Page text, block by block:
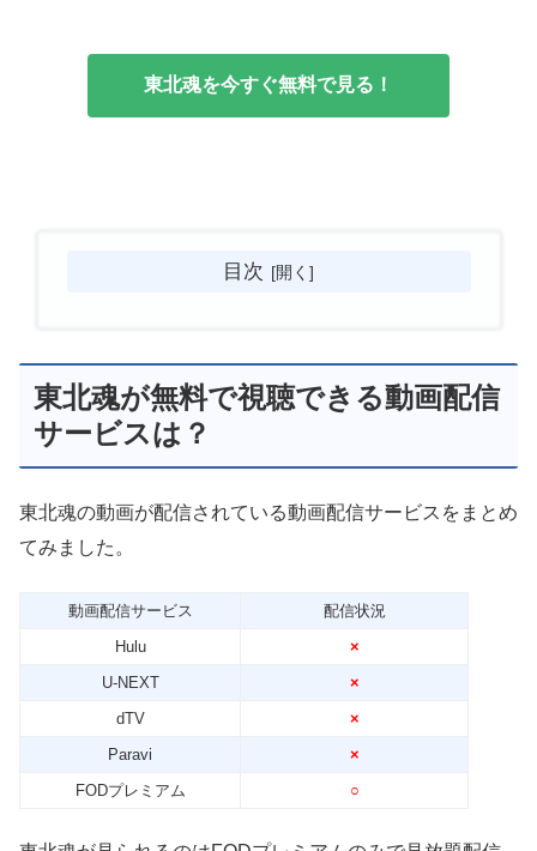
東北魂を今すぐ無料で見る！
目次
東北魂が無料で視聴できる動画配信
サービスは？
東北魂の動画が配信されている動画配信サービスをまとめ
てみました。
動画配信サービス
配信状況
Hulu
×
U-NEXT
×
dTV
×
Paravi
×
FODプレミアム
○